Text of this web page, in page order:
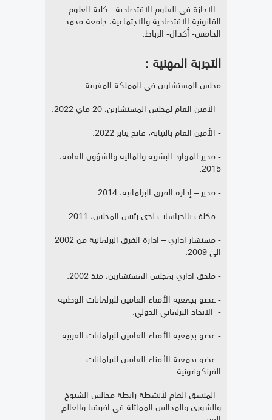
- الاجازة في العلوم الاقتصادية - كلية العلوم
القانونية الاقتصادية والاجتماعية، جامعة محمد
الخامس- أكدال- الرباط.
التجربة المهنية :
مجلس المستشارين في المملكة المغربية
- الأمين العام لمجلس المستشارين، 20 ماي 2022.
- الأمين العام بالنيابة، فاتح يناير 2022.
- مدير الموارد البشرية والمالية والشؤون العامة،
2015.
- مدير – إدارة الفرق البرلمانية، 2014.
- مكلف بالدراسات لدى رئيس المجلس، 2011.
- مستشار اداري – ادارة الفرق البرلمانية من 2002
الى 2009.
- ملحق اداري بمجلس المستشارين، منذ 2002.
- عضو بجمعية الأمناء العامين للبرلمانات الوطنية
- الاتحاد البرلماني الدولي.
- عضو بجمعية الأمناء العامين للبرلمانات العربية.
- عضو بجمعية الأمناء العامين للبرلمانات
الفرنكوفونية.
- المنسق العام لأنشطة رابطة مجالس الشيوخ
والشورى والمجالس المماثلة في افريقيا والعالم